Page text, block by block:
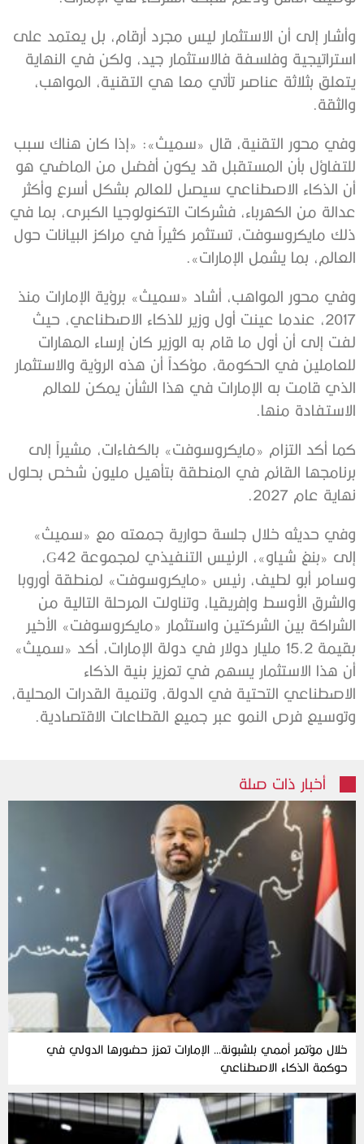
وأشار إلى أن الاستثمار ليس مجرد أرقام، بل يعتمد على
استراتيجية وفلسفة فالاستثمار جيد، ولكن في النهاية
يتعلق بثلاثة عناصر تأتي معا هي التقنية، المواهب،
والثقة.
وفي محور التقنية، قال «سميث»: «إذا كان هناك سبب
للتفاؤل بأن المستقبل قد يكون أفضل من الماضي هو
أن الذكاء الاصطناعي سيصل للعالم بشكل أسرع وأكثر
عدالة من الكهرباء، فشركات التكنولوجيا الكبرى، بما في
ذلك مايكروسوفت، تستثمر كثيراً في مراكز البيانات حول
العالم، بما يشمل الإمارات».
وفي محور المواهب، أشاد «سميث» برؤية الإمارات منذ
2017، عندما عينت أول وزير للذكاء الاصطناعي، حيث
لفت إلى أن أول ما قام به الوزير كان إرساء المهارات
للعاملين في الحكومة، مؤكداً أن هذه الرؤية والاستثمار
الذي قامت به الإمارات في هذا الشأن يمكن للعالم
الاستفادة منها.
كما أكد التزام «مايكروسوفت» بالكفاءات، مشيراً إلى
برنامجها القائم في المنطقة بتأهيل مليون شخص بحلول
نهاية عام 2027.
وفي حديثه خلال جلسة حوارية جمعته مع «سميث»
إلى «بنغ شياو»، الرئيس التنفيذي لمجموعة G42،
وسامر أبو لطيف، رئيس «مايكروسوفت» لمنطقة أوروبا
والشرق الأوسط وإفريقيا، وتناولت المرحلة التالية من
الشراكة بين الشركتين واستثمار «مايكروسوفت» الأخير
بقيمة 15.2 مليار دولار في دولة الإمارات، أكد «سميث»
أن هذا الاستثمار يسهم في تعزيز بنية الذكاء
الاصطناعي التحتية في الدولة، وتنمية القدرات المحلية،
وتوسيع فرص النمو عبر جميع القطاعات الاقتصادية.
أخبار ذات صلة
خلال مؤتمر أممي بلشبونة… الإمارات تعزز حضورها الدولي في
حوكمة الذكاء الاصطناعي